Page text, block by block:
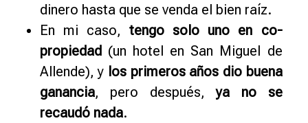
dinero hasta que se venda el bien raíz.
En mi caso, tengo solo uno en co-
propiedad(un hotel en San Miguel de
Allende), y los primeros años dio buena
ganancia, pero después,ya no se
recaudó nada.